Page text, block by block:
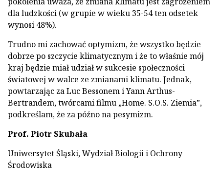
dla ludzkości (w grupie w wieku 35-54 ten odsetek
wynosi 48%).
Trudno mi zachować optymizm, że wszystko będzie
dobrze po szczycie klimatycznym i że to właśnie mój
kraj będzie miał udział w sukcesie społeczności
światowej w walce ze zmianami klimatu. Jednak,
powtarzając za Luc Bessonem i Yann Arthus-
Bertrandem, twórcami filmu „Home. S.O.S. Ziemia”,
podkreślam, że za późno na pesymizm.
Prof. Piotr Skubała
Uniwersytet Śląski, Wydział Biologii i Ochrony
Środowiska